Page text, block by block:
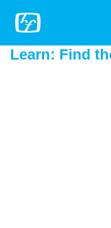
Inhalt
springen
Learn: Find